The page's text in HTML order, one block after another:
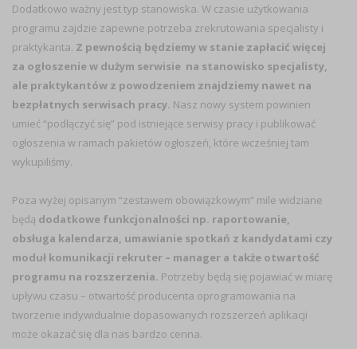
Dodatkowo ważny jest typ stanowiska. W czasie użytkowania
programu zajdzie zapewne potrzeba zrekrutowania specjalisty i
praktykanta. Z pewnością będziemy w stanie zapłacić więcej
za ogłoszenie w dużym serwisie na stanowisko specjalisty,
ale praktykantów z powodzeniem znajdziemy nawet na
bezpłatnych serwisach pracy. Nasz nowy system powinien
umieć “podłączyć się” pod istniejące serwisy pracy i publikować
ogłoszenia w ramach pakietów ogłoszeń, które wcześniej tam
wykupiliśmy.
Poza wyżej opisanym “zestawem obowiązkowym” mile widziane
będą dodatkowe funkcjonalności np. raportowanie,
obsługa kalendarza, umawianie spotkań z kandydatami czy
moduł komunikacji rekruter – manager a także otwartość
programu na rozszerzenia. Potrzeby będą się pojawiać w miarę
upływu czasu – otwartość producenta oprogramowania na
tworzenie indywidualnie dopasowanych rozszerzeń aplikacji
może okazać się dla nas bardzo cenna.